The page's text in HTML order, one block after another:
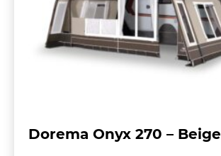
Dorema Onyx 270 – Beige